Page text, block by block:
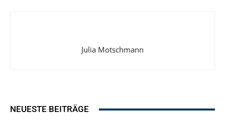
Julia Motschmann
NEUESTE BEITRÄGE